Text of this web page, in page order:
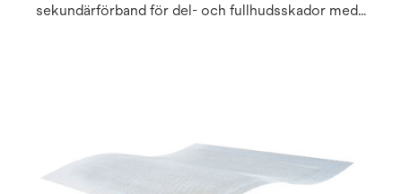
sekundärförband för del- och fullhudsskador med
tekniken med flera lager absorberar och avdunstar
fukt för att upprätthålla en ideal fuktig sårmiljö.